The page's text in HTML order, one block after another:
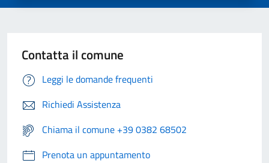
Contatta il comune
Leggi le domande frequenti
Richiedi Assistenza
Chiama il comune +39 0382 68502
Prenota un appuntamento